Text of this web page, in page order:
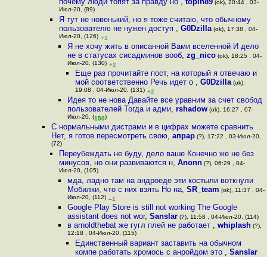
(ok), 20:44 , 03-
Июл-20, (89)
Я тут не новенький, но я тоже считаю, что обычному
пользователю не нужен доступ ,G0Dzilla (ok), 17:38 , 04-
Июл-20, (126) +1
Я не хочу жить в описанной Вами вселенной И дело
не в статусах сисадминов вооб, zg_nico(ok), 18:25 , 04-
Июл-20, (130) +2
Еще раз прочитайте пост, на который я отвечаю и
мой соответственно Речь идет о , G0Dzilla(ok),
19:08 , 04-Июл-20, (131) +2
Идея то не нова Давайте все уравним за счет свобод
пользователей Тогда и адми, rshadow(ok), 16:27 , 07-
Июл-20, (150)
С нормальными дистрами и в цифрах можете сравнить
Нет, я готов пересмотреть свою, апрар(?), 17:22 , 03-Июл-20,
(72)
Переубеждать не буду, дело ваше Конечно же не без
минусов, но они развиваются н,Anonn (?), 06:29 , 04-
Июл-20, (105)
мда, ладно там на андроеде эти костыли воткнули
Мобилки, что с них взять Но на, SR_team (ok), 11:37 , 04-
Июл-20, (112) –1
Google Play Store is still not working The Google
assistant does not wor, Sanslar(?), 11:58 , 04-Июл-20, (114)
в arnoldthebat же гугл плей не работает , whiplash(?),
12:18 , 04-Июл-20, (115)
Единственный вариант заставить на обычном
компе работать хромось с анройдом это , Sanslar